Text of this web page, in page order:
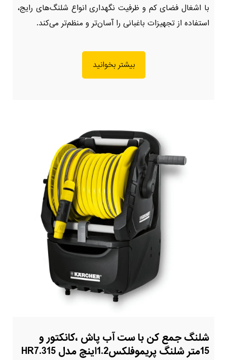
با اشغال فضای کم و ظرفیت نگهداری انواع شلنگ‌های رایج،
استفاده از تجهیزات باغبانی را آسان‌تر و منظم‌تر می‌کند.
بیشتر بخوانید
شلنگ جمع کن با ست آب پاش ،کانکتور و
15متر شلنگ پریموفلکس1.2اینچ مدل HR7.315